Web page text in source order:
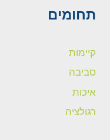
תחומים
קיימות
סביבה
איכות
רגולציה